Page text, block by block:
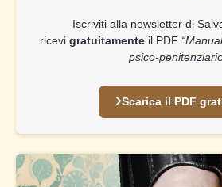
Iscriviti alla newsletter di
ricevi gratuitamente il PDF
psico-
Scarica il PDF